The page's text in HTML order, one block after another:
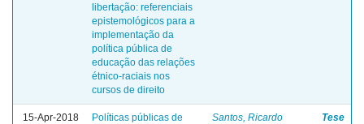
libertação: referenciais
epistemológicos para a
implementação da
política pública de
educação das relações
étnico-raciais nos
cursos de direito
15-Apr-2018
Políticas públicas de
Santos, Ricardo
Tese